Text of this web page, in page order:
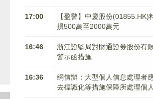
17:00
【盈警】中慶股份(01855.HK)
損500萬至2000萬元
16:46
浙江證監局對財通證券股份有
警示函措施
16:36
網信辦：大型個人信息處理者
去標識化等措施保障所處理個